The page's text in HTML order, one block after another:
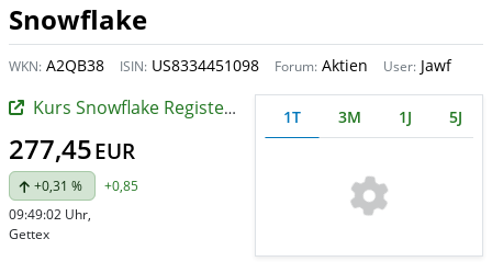
Snowflake
WKN: A2QB38 ISIN: US8334451098 Forum: Aktien User: Jawf
Kurs Snowflake Registered (A)
277,45EUR
+0,31 %
+0,85
09:49:02 Uhr,
Gettex
1T 3M 1J 5J